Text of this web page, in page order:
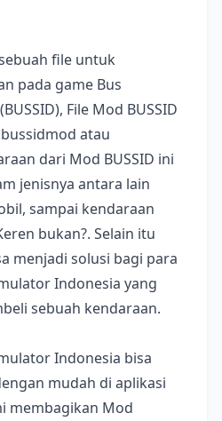
file untuk
pada game Bus
File Mod BUSSID
atau
dari Mod BUSSID ini
jenisnya antara lain
sampai kendaraan
bukan?. Selain itu
menjadi solusi bagi para
Indonesia yang
sebuah kendaraan.
Indonesia bisa
mudah di aplikasi
membagikan Mod